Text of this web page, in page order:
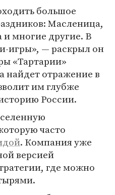
большое
Масленица,
многие другие. В
игры», — раскрыл он
«Тартарии»
найдет отражение в
им глубже
России.
часто
. Компания уже
версией
где можно